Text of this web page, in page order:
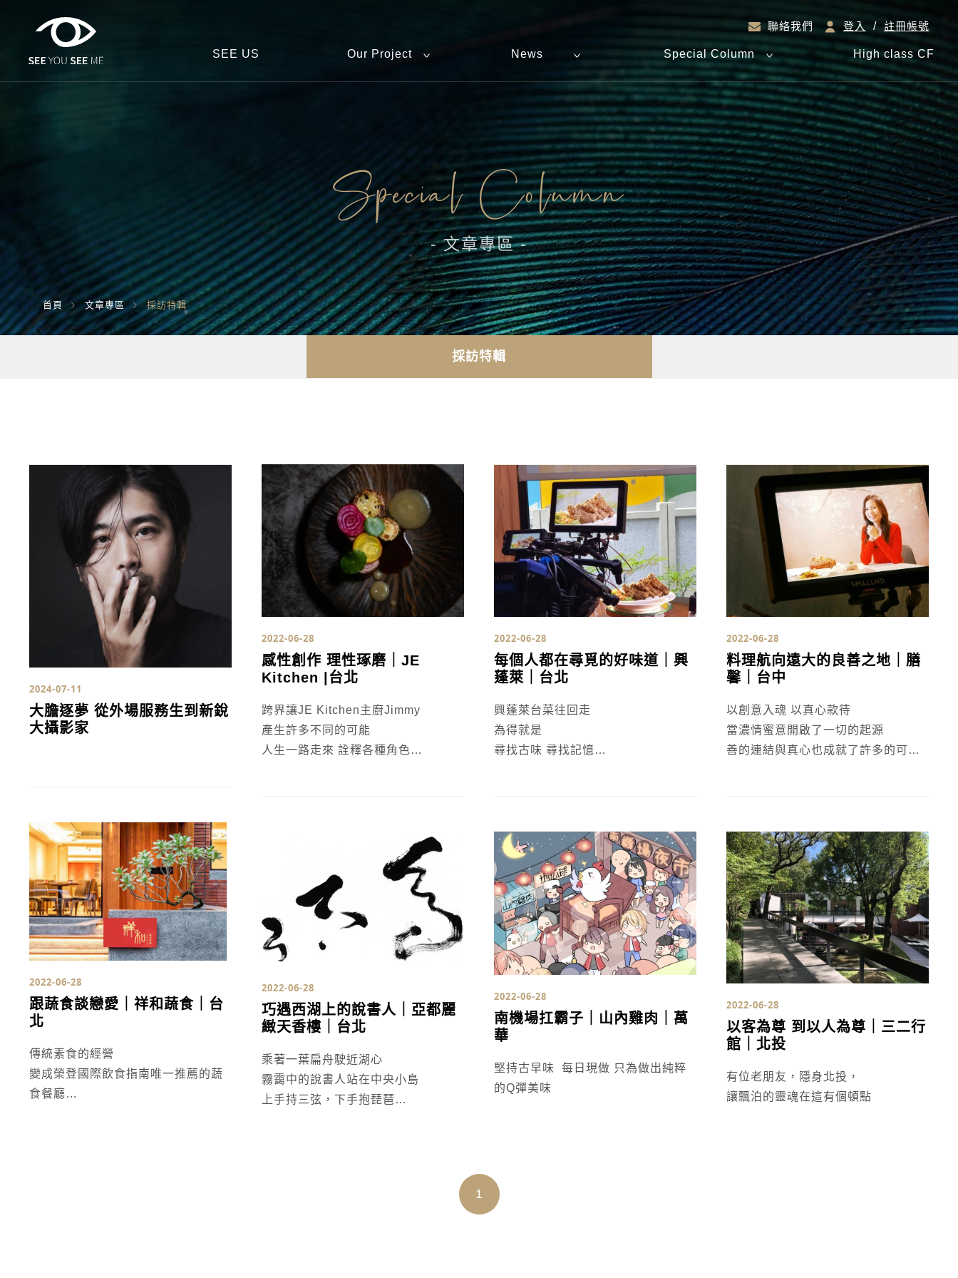
SEE US Our Project News Special Column High class CF
聯絡我們 登入 / 註冊帳號
Special Column
- 文章專區 -
首頁 文章專區 採訪特輯
採訪特輯
2024-07-11
大膽逐夢 從外場服務生到新銳
大攝影家
2022-06-28
感性創作 理性琢磨｜JE
Kitchen |台北
跨界讓JE Kitchen主廚Jimmy
產生許多不同的可能
人生一路走來 詮釋各種角色
2022-06-28
每個人都在尋覓的好味道｜興
蓬萊｜台北
興蓬萊台菜往回走
為得就是
尋找古味 尋找記憶
2022-06-28
料理航向遠大的良善之地｜膳
馨｜台中
以創意入魂 以真心款待
當濃情蜜意開啟了一切的起源
善的連結與真心也成就了許多的可能
2022-06-28
跟蔬食談戀愛｜祥和蔬食｜台
北
傳統素食的經營
變成榮登國際飲食指南唯一推薦的蔬
食餐廳
2022-06-28
巧遇西湖上的說書人｜亞都麗
緻天香樓｜台北
乘著一葉扁舟駛近湖心
霧靄中的說書人站在中央小島
上手持三弦，下手抱琵琶
2022-06-28
南機場扛霸子｜山內雞肉｜萬
華
堅持古早味 每日現做 只為做出純粹
的Q彈美味
2022-06-28
以客為尊 到以人為尊｜三二行
館｜北投
有位老朋友，隱身北投，
讓飄泊的靈魂在這有個頓點
1